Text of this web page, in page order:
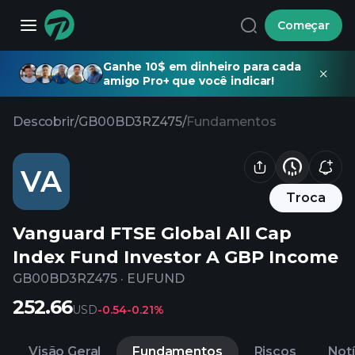
Começar
Ganhe 10$ em dinheiro para cada
amigo Pro+ que você indicar!
Descobrir/GB00BD3RZ475/Fundamentos
VA Troca
Vanguard FTSE Global All Cap
Index Fund Investor A GBP Income
GB00BD3RZ475 · EUFUND
252.66USD-0.54-0.21%
Visão Geral Fundamentos Riscos